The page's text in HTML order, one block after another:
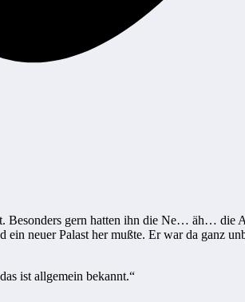
Besonders gern hatten ihn die Ne… äh…
neuer Palast her mußte. Er war da ganz
ist allgemein bekannt.“